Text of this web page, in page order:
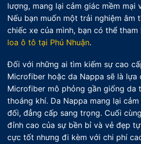
lượng, mang lại cảm giác mềm mại
Nếu bạn muốn một trải nghiệm âm
chiếc xe của mình, bạn có thể tham
loa ô tô tại Phú Nhuận.
Đối với những ai tìm kiếm sự cao
Microfiber hoặc da Nappa sẽ là lựa
Microfiber mô phỏng gần giống da
thoáng khí. Da Nappa mang lại
đối, đẳng cấp sang trọng. Cuối
đỉnh cao của sự bền bỉ và vẻ đẹp
cực tốt nhưng đi kèm với chi phí